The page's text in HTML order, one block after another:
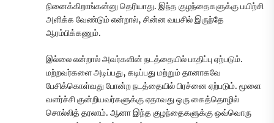
நினைக்கிறாங்கன்னு தெரியாது. இந்த குழந்தைகளுக்கு பயிற்சி
அளிக்க வேண்டும் என்றால், சின்ன வயசில் இருந்தே
ஆரம்பிக்கணும்.
இல்லை என்றால் அவர்களின் நடத்தையில் பாதிப்பு ஏற்படும்.
மற்றவர்களை அடிப்பது, கடிப்பது மற்றும் தானாகவே
பேசிக்கொள்வது போன்ற நடத்தையில் பிரச்னை ஏற்படும். மூளை
வளர்ச்சி குன்றியவர்களுக்கு ஏதாவது ஒரு கைத்தொழில்
சொல்லித் தரலாம். ஆனா இந்த குழந்தைகளுக்கு ஒவ்வொரு